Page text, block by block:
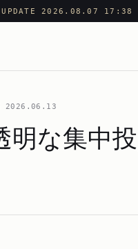
UPDATE 2026.08.07 17:38
2026.06.13
明な集中